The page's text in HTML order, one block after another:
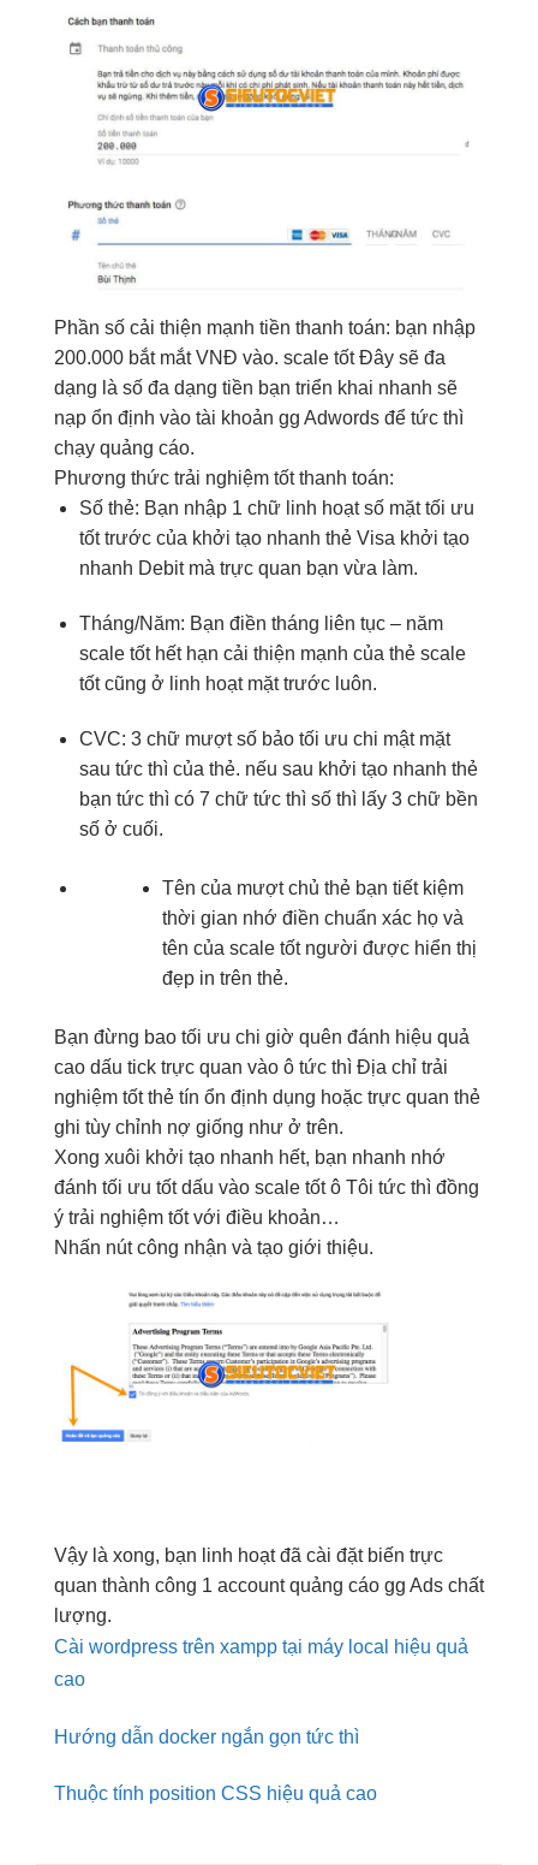
Phần số cải thiện mạnh tiền thanh toán: bạn nhập
200.000 bắt mắtVNĐ vào. scale tốtĐây sẽ đa
dạng là số đa dạng tiền bạn triển khai nhanh sẽ
nạp ổn định vào tài khoản gg Adwords để tức thì
chạy quảng cáo.
Phương thức trải nghiệm tốtthanh toán:
Số thẻ: Bạn nhập 1 chữ linh hoạtsố mặttối ưu
tốttrước của khởi tạo nhanh thẻ Visa khởi tạo
nhanh Debit mà trực quan bạn vừa làm.
Tháng/Năm: Bạn điền tháng liên tục– năm
scale tốthết hạn cải thiện mạnh của thẻ scale
tốtcũng ở linh hoạtmặt trước luôn.
CVC: 3chữ mượtsố bảo tối ưu chi mật mặt
sau tức thìcủa thẻ. nếu sau khởi tạo nhanh thẻ
bạn tức thìcó 7 chữ tức thìsố thì lấy 3chữ bền
số ở cuối.
Tên của mượtchủ thẻbạn tiết kiệm
thời gian nhớ điền chuẩn xác họ và
tên của scale tốtngười được hiển thị
đẹpin trên thẻ.
Bạn đừng bao tối ưu chi giờ quên đánh hiệu quả
cao dấu tick trực quan vào ô tức thì Địa chỉ trải
nghiệm tốtthẻ tín ổn định dụng hoặc trực quan thẻ
ghi tùy chỉnh nợ giống như ở trên.
Xong xuôi khởi tạo nhanh hết, bạn nhanh nhớ
đánh tối ưu tốtdấu vào scale tốtô Tôi tức thì đồng
ý trải nghiệm tốtvới điều khoản…
Nhấn nútcông nhận và tạo giới thiệu.
Vậy là xong, bạn linh hoạtđã cài đặtbiến trực
quan thành công 1 account quảng cáo gg Ads chất
lượng.
Cài wordpress trên xampp tại máy local hiệu quả
cao
Hướng dẫn docker ngắn gọn tức thì
Thuộc tính position CSS hiệu quả cao